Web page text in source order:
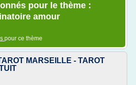
pour le thème :
amour
pour ce thème
MARSEILLE - TAROT